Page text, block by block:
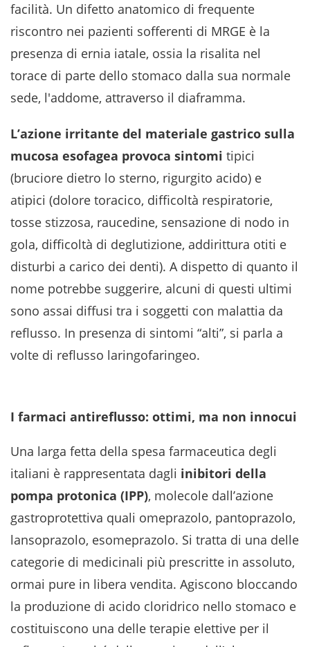
facilità. Un difetto anatomico di frequente
riscontro nei pazienti sofferenti di MRGE è la
presenza di ernia iatale, ossia la risalita nel
torace di parte dello stomaco dalla sua normale
sede, l'addome, attraverso il diaframma.
L’azione irritante del materiale gastrico sulla
mucosa esofagea provoca sintomi tipici
(bruciore dietro lo sterno, rigurgito acido) e
atipici (dolore toracico, difficoltà respiratorie,
tosse stizzosa, raucedine, sensazione di nodo in
gola, difficoltà di deglutizione, addirittura otiti e
disturbi a carico dei denti). A dispetto di quanto il
nome potrebbe suggerire, alcuni di questi ultimi
sono assai diffusi tra i soggetti con malattia da
reflusso. In presenza di sintomi “alti”, si parla a
volte di reflusso laringofaringeo.
I farmaci antireflusso: ottimi, ma non innocui
Una larga fetta della spesa farmaceutica degli
italiani è rappresentata dagli inibitori della
pompa protonica (IPP), molecole dall’azione
gastroprotettiva quali omeprazolo, pantoprazolo,
lansoprazolo, esomeprazolo. Si tratta di una delle
categorie di medicinali più prescritte in assoluto,
ormai pure in libera vendita. Agiscono bloccando
la produzione di acido cloridrico nello stomaco e
costituiscono una delle terapie elettive per il